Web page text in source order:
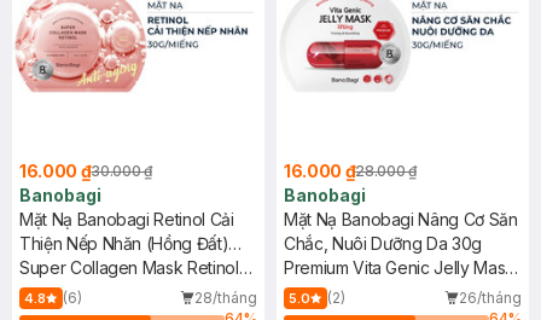
16.000 ₫30.000 ₫
Banobagi
Mặt Nạ Banobagi Retinol Cải
Thiện Nếp Nhăn (Hồng Đất)
30g
Super Collagen Mask Retinol
Anti-Aging
4.8 (6)
28/tháng
16.000 ₫28.000 ₫
Banobagi
Mặt Nạ Banobagi Nâng Cơ Săn
Chắc, Nuôi Dưỡng Da 30g
Premium Vita Genic Jelly Mask
- Lifting
5.0 (2)
26/tháng